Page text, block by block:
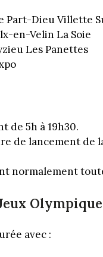
Part-Dieu Villette
en-Velin La Soie
Les Panettes
de 5h à 19h30.
de lancement de
normalement
avec :